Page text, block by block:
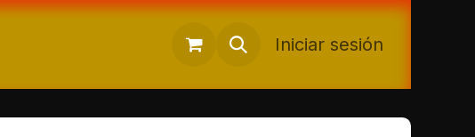
Iniciar sesión